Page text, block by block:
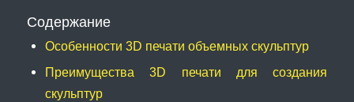
Содержание
Особенности 3D печати объемных скульптур
Преимущества 3D печати для создания
скульптур